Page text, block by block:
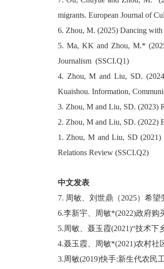
migrants. European Journal of
6. Zhou, M. (2025) Dancing
5. Ma, KK and Zhou, M.*
Journalism(SSCI.Q1)
4. Zhou, M and Liu, SD.
Kuaishou. Information,
3. Zhou, M and Liu, SD. (2023)
2. Zhou, M and Liu, SD. (2022)
1. Zhou, M and Liu, SD (2021)
Relations Review (SSCI.Q2)
中文发表
7. 周敏、刘世鼎（2025）希
6.李新宇、周敏*(2022)政府购
5.周敏、聂玉霞(2021)“技术下
4.聂玉霞、周敏*(2021)农村社
3.周敏(2019)快手:新生代农民